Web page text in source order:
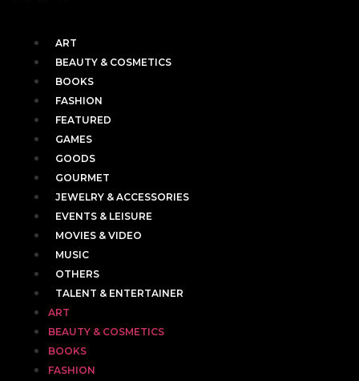
ART
BEAUTY & COSMETICS
BOOKS
FASHION
FEATURED
GAMES
GOODS
GOURMET
JEWELRY & ACCESSORIES
EVENTS & LEISURE
MOVIES & VIDEO
MUSIC
OTHERS
TALENT & ENTERTAINER
ART
BEAUTY & COSMETICS
BOOKS
FASHION